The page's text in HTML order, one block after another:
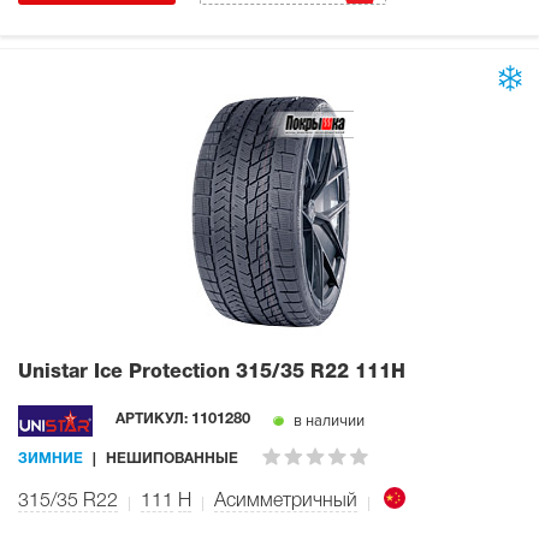
Unistar Ice Protection 315/35 R22 111H
АРТИКУЛ: 1101280 в наличии
ЗИМНИЕ НЕШИПОВАННЫЕ
315/35 R22 111 H Асимметричный